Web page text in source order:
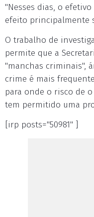
"Nesses dias, o
efeito principalmente
O trabalho de
permite que a
"manchas criminais",
crime é mais
para onde o risco de
tem permitido uma
[irp posts="50981" ]